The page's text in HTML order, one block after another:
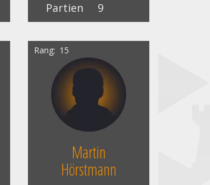
Partien
9
Rang 15
Martin
Hörstmann